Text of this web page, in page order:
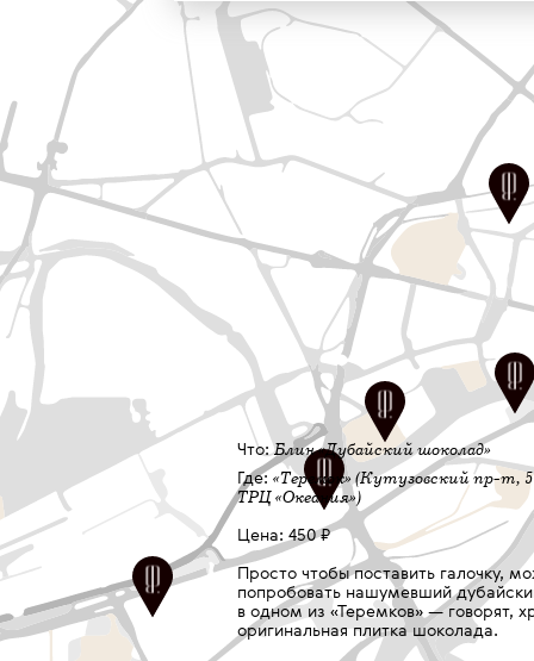
Что:Блин «Дубайский шоколад»
Где: «Теремок» (Кутузовский пр-т,
ТРЦ «Океания»)
Цена: 450 ₽
Просто чтобы поставить галочку,
попробовать нашумевший
в одном из «Теремков» — говорят,
оригинальная плитка шоколада.
Что:Блины с
манго-
Где:Soho
Цена: 470 ₽
Не любите
готовят
с
Что:Блины с
имбирным соусом
Где:Atlantica
и Atlantica Bistro
Цена: 790 ₽